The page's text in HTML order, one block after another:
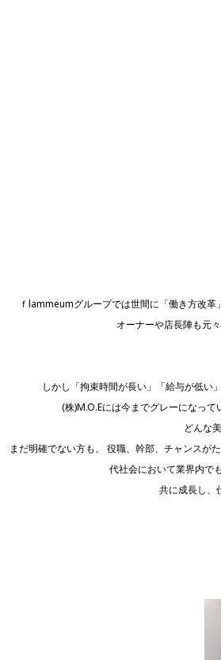
ｆlammeumグループでは世間に「働き方改
オーナーや店長陣も元
しかし「拘束時間が長い」「給与が低い
(株)M.O.Eには今までグレーになっ
どんな
まだ明確でない方も、 役職、幹部、チャンスが
代社会において業界内で
共に成長し、